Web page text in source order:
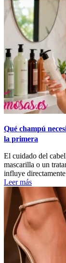
Qué champú
la primera
El cuidado del
mascarilla o un
influye
Leer más